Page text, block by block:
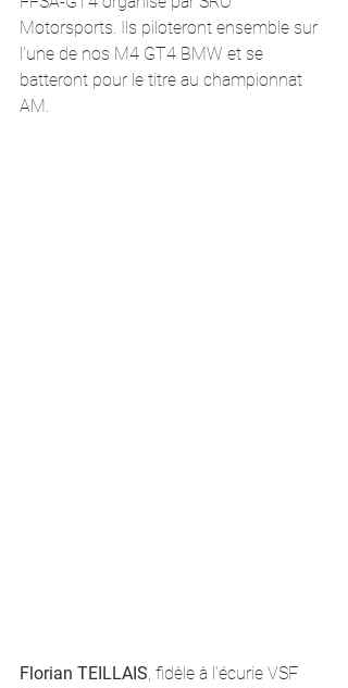
Motorsports. Ils piloteront ensemble sur
l'une de nos M4 GT4 BMW et se
batteront pour le titre au championnat
AM.
Florian TEILLAIS, fidèle à l’écurie VSF